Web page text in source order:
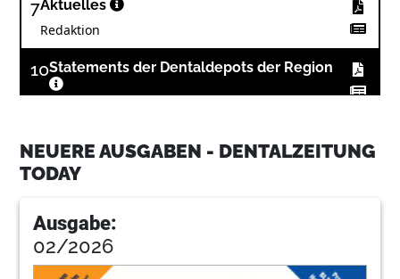
7Aktuelles
Redaktion
10Statements der Dentaldepots der Region
12Wissenschaft
Redaktion
14
Redaktion
Shofu Dental GmbH
NEUERE AUSGABEN - DENTALZEITUNG
TODAY
Ausgabe:
02/2026